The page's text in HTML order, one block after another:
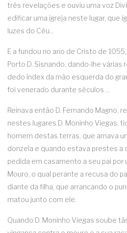
três revelações e ouviu uma voz
edificar uma igreja neste lugar, que
luzes do Céu...
E a fundou no ano de Cristo de
Porto D. Sisnando, dando-lhe várias
dedo índex da mão esquerda do
foi venerado durante séculos ...
Reinava então D. Fernando Magno,
nestes lugares D. Moninho Viegas,
homem destas terras, que amava
donzela e quando estava prestes a
pedida em casamento a seu pai
Mouro, o qual perante a recusa do
diante da filha, que arrancando o
matou junto com ele.
Quando D. Moninho Viegas soube